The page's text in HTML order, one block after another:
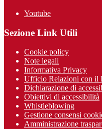
Youtube
Sezione Link Utili
Cookie policy
Note legali
Informativa Privacy
Ufficio Relazioni con il
Dichiarazione di
Obiettivi di accessibilità
Whistleblowing
Gestione consensi
Amministrazione